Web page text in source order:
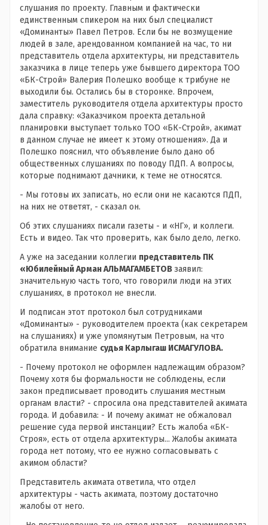
слушания по проекту. Главным и фактически
единственным спикером на них был специалист
«Доминанты» Павел Петров. Если бы не возмущение
людей в зале, арендованном компанией на час, то ни
представитель отдела архитектуры, ни представитель
заказчика в лице теперь уже бывшего директора ТОО
«БК-Строй» Валерия Полешко вообще к трибуне не
выходили бы. Остались бы в сторонке. Впрочем,
заместитель руководителя отдела архитектуры просто
дала справку: «Заказчиком проекта детальной
планировки выступает только ТОО «БК-Строй», акимат
в данном случае не имеет к этому отношения». Да и
Полешко пояснил, что объявление было дано об
общественных слушаниях по поводу ПДП. А вопросы,
которые поднимают дачники, к теме не относятся.
- Мы готовы их записать, но если они не касаются ПДП,
на них не ответят, - сказал он.
Об этих слушаниях писали газеты - и «НГ», и коллеги.
Есть и видео. Так что проверить, как было дело, легко.
А уже на заседании коллегии представитель ПК
«ЮбилейныйАрманАЛЬМАГАМБЕТОВзаявил:
значительную часть того, что говорили люди на этих
слушаниях, в протокол не внесли.
И подписан этот протокол был сотрудниками
«Доминанты» - руководителем проекта (как секретарем
на слушаниях) и уже упомянутым Петровым, на что
обратила внимание судья Карлыгаш ИСМАГУЛОВА.
- Почему протокол не оформлен надлежащим образом?
Почему хотя бы формальности не соблюдены, если
закон предписывает проводить слушания местным
органам власти? - спросила она представителей акимата
города. И добавила: - И почему акимат не обжаловал
решение суда первой инстанции? Есть жалоба «БК-
Строя», есть от отдела архитектуры... Жалобы акимата
города нет потому, что ее нужно согласовывать с
акимом области?
Представитель акимата ответила, что отдел
архитектуры - часть акимата, поэтому достаточно
жалобы от него.